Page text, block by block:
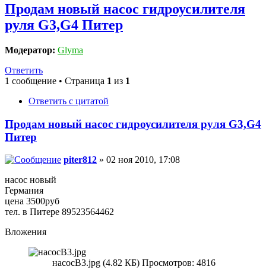
Продам новый насос гидроусилителя
руля G3,G4 Питер
Модератор: Glyma
Ответить
1 сообщение • Страница 1 из 1
Ответить с цитатой
Продам новый насос гидроусилителя руля G3,G4
Питер
piter812 » 02 ноя 2010, 17:08
насос новый
Германия
цена 3500руб
тел. в Питере 89523564462
Вложения
насосВ3.jpg (4.82 КБ) Просмотров: 4816